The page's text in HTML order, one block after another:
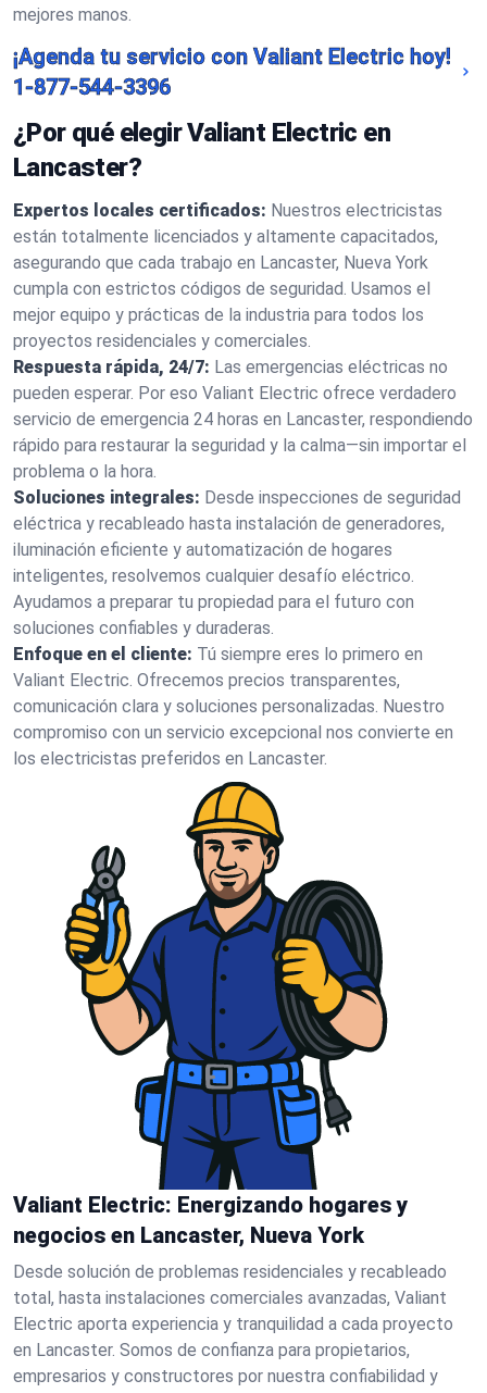
mejores manos.
¡Agenda tu servicio con Valiant Electric hoy!
1-877-544-3396
¿Por qué elegir Valiant Electric en
Lancaster?
Expertos locales certificados: Nuestros electricistas
están totalmente licenciados y altamente capacitados,
asegurando que cada trabajo en Lancaster, Nueva York
cumpla con estrictos códigos de seguridad. Usamos el
mejor equipo y prácticas de la industria para todos los
proyectos residenciales y comerciales.
Respuesta rápida, 24/7: Las emergencias eléctricas no
pueden esperar. Por eso Valiant Electric ofrece verdadero
servicio de emergencia 24 horas en Lancaster, respondiendo
rápido para restaurar la seguridad y la calma—sin importar el
problema o la hora.
Soluciones integrales: Desde inspecciones de seguridad
eléctrica y recableado hasta instalación de generadores,
iluminación eficiente y automatización de hogares
inteligentes, resolvemos cualquier desafío eléctrico.
Ayudamos a preparar tu propiedad para el futuro con
soluciones confiables y duraderas.
Enfoque en el cliente: Tú siempre eres lo primero en
Valiant Electric. Ofrecemos precios transparentes,
comunicación clara y soluciones personalizadas. Nuestro
compromiso con un servicio excepcional nos convierte en
los electricistas preferidos en Lancaster.
Valiant Electric: Energizando hogares y
negocios en Lancaster, Nueva York
Desde solución de problemas residenciales y recableado
total, hasta instalaciones comerciales avanzadas, Valiant
Electric aporta experiencia y tranquilidad a cada proyecto
en Lancaster. Somos de confianza para propietarios,
empresarios y constructores por nuestra confiabilidad y